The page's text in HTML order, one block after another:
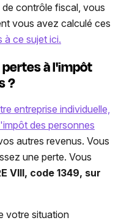
contrôle fiscal, vous
vous avez calculé ces
à ce sujet ici.
à l'impôt
?
entreprise individuelle,
des personnes
autres revenus. Vous
une perte. Vous
VIII, code 1349, sur
votre situation